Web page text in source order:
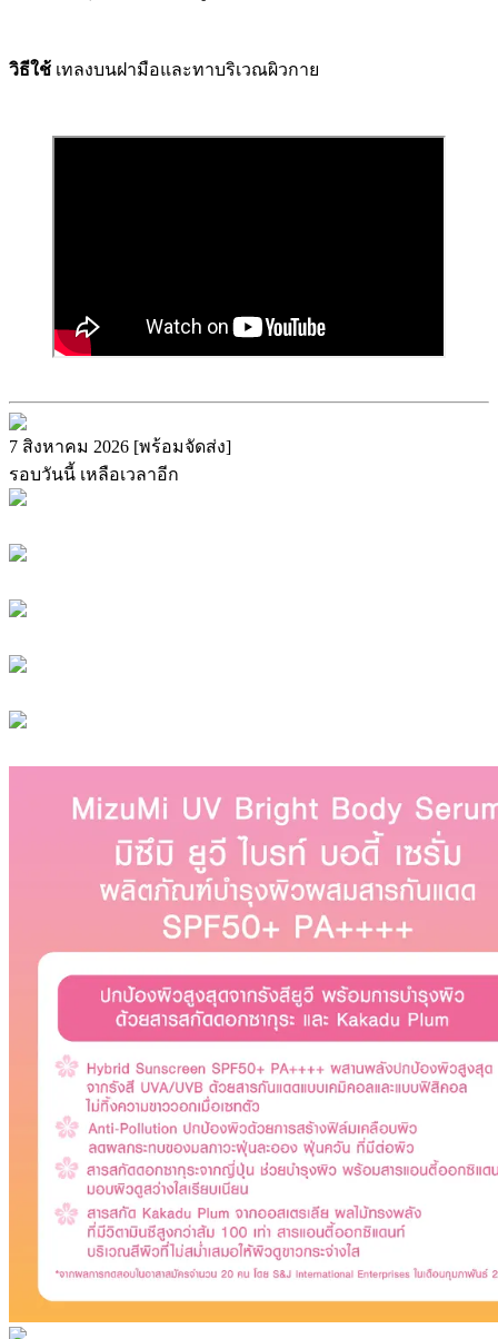
วิธีใช้ เทลงบนฝามือและทาบริเวณผิวกาย
7 สิงหาคม 2026 [พร้อมจัดส่ง]
รอบวันนี้ เหลือเวลาอีก